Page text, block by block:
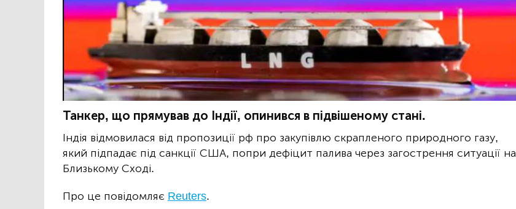
Танкер, що прямував до Індії, опинився в підвішеному стані.
Індія відмовилася від пропозиції рф про закупівлю скрапленого природного газу,
який підпадає під санкції США, попри дефіцит палива через загострення ситуації на
Близькому Сході.
Про це повідомляє Reuters.